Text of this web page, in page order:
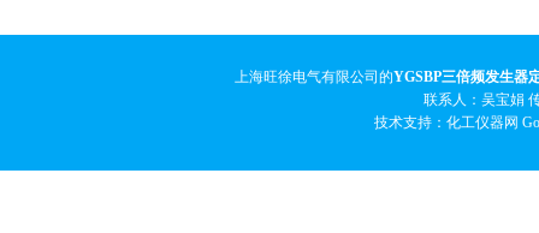
上海旺徐电气有限公司的YGSBP三倍频发生器
联系人：吴宝娟
技术支持：化工仪器网